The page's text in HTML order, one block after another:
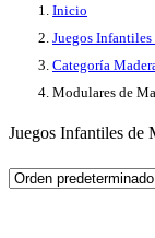
Inicio
Juegos
Categoría
Modulares de
Juegos Infantiles de